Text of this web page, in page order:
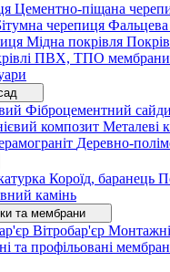
Цементно-піщана
черепиця Фальцева
Мідна покрівля
ПВХ, ТПО мембрани
Фіброцементний
композит Металеві
Деревно-
Короїд, баранець
камінь
та мембрани
Вітробар'єр Монтажні
та профільовані